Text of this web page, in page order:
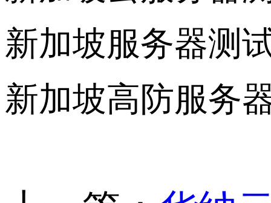
新加坡服务器测
新加坡高防服务